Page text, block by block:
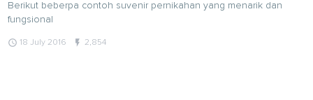
Berikut beberpa contoh suvenir pernikahan yang menarik dan
fungsional
query_builder 18 July 2016 flash_on 2,854